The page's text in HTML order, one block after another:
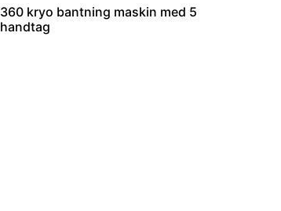
360 kryo bantning maskin med 5
handtag